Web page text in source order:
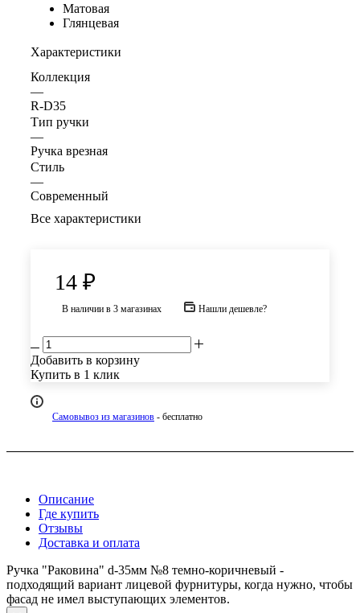
Матовая
Глянцевая
Характеристики
Коллекция
—
R-D35
Тип ручки
—
Ручка врезная
Стиль
—
Современный
Все характеристики
14 ₽
В наличии в 3 магазинах Нашли дешевле?
Добавить в корзину
Купить в 1 клик
Самовывоз из магазинов - бесплатно
Описание
Где купить
Отзывы
Доставка и оплата
Ручка "Раковина" d-35мм №8 темно-коричневый -
подходящий вариант лицевой фурнитуры, когда нужно, чтобы
фасад не имел выступающих элементов.